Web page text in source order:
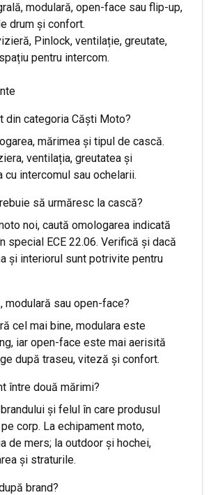
modulară, open-face sau flip-up,
drum și confort.
Pinlock, ventilație, greutate,
pentru intercom.
din categoria Căști Moto?
mărimea și tipul de cască.
ventilația, greutatea și
intercomul sau ochelarii.
să urmăresc la cască?
noi, caută omologarea indicată
special ECE 22.06. Verifică și dacă
și interiorul sunt potrivite pentru
modulară sau open-face?
cel mai bine, modulara este
iar open-face este mai aerisită
după traseu, viteză și confort.
între două mărimi?
și felul în care produsul
corp. La echipament moto,
de mers; la outdoor și hochei,
și straturile.
brand?